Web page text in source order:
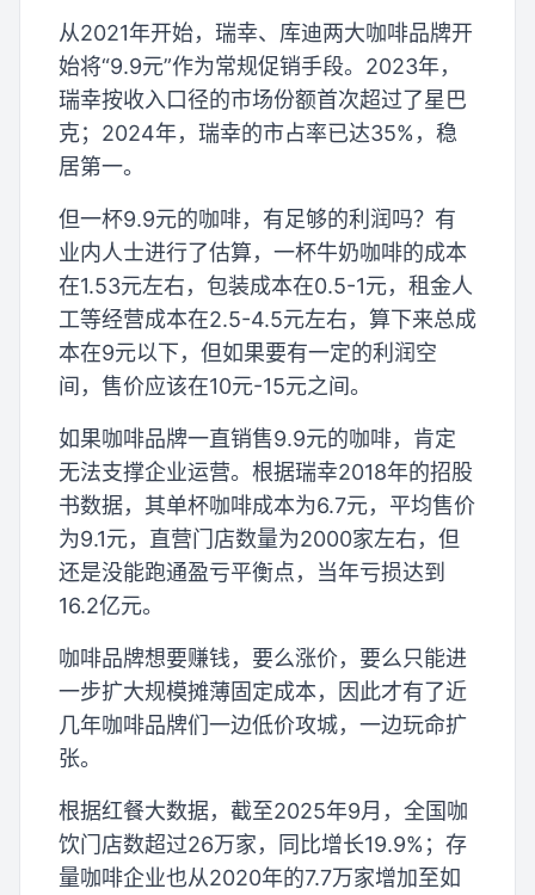
从2021年开始，瑞幸、库迪两大咖啡品牌开
始将“9.9元”作为常规促销手段。2023年，
瑞幸按收入口径的市场份额首次超过了星巴
克；2024年，瑞幸的市占率已达35%，稳
居第一。
但一杯9.9元的咖啡，有足够的利润吗？有
业内人士进行了估算，一杯牛奶咖啡的成本
在1.53元左右，包装成本在0.5-1元，租金人
工等经营成本在2.5-4.5元左右，算下来总成
本在9元以下，但如果要有一定的利润空
间，售价应该在10元-15元之间。
如果咖啡品牌一直销售9.9元的咖啡，肯定
无法支撑企业运营。根据瑞幸2018年的招股
书数据，其单杯咖啡成本为6.7元，平均售价
为9.1元，直营门店数量为2000家左右，但
还是没能跑通盈亏平衡点，当年亏损达到
16.2亿元。
咖啡品牌想要赚钱，要么涨价，要么只能进
一步扩大规模摊薄固定成本，因此才有了近
几年咖啡品牌们一边低价攻城，一边玩命扩
张。
根据红餐大数据，截至2025年9月，全国咖
饮门店数超过26万家，同比增长19.9%；存
量咖啡企业也从2020年的7.7万家增加至如